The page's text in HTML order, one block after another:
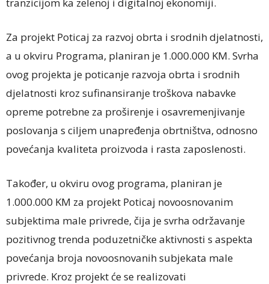
Za projekt Poticaj za razvoj obrta i srodnih djelatnosti,
a u okviru Programa, planiran je 1.000.000 KM. Svrha
ovog projekta je poticanje razvoja obrta i srodnih
djelatnosti kroz sufinansiranje troškova nabavke
opreme potrebne za proširenje i osavremenjivanje
poslovanja s ciljem unapređenja obrtništva, odnosno
povećanja kvaliteta proizvoda i rasta zaposlenosti.
Također, u okviru ovog programa, planiran je
1.000.000 KM za projekt Poticaj novoosnovanim
subjektima male privrede, čija je svrha održavanje
pozitivnog trenda poduzetničke aktivnosti s aspekta
povećanja broja novoosnovanih subjekata male
privrede. Kroz projekt će se realizovati